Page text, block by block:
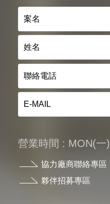
營業時間 : MON(
協力廠商聯絡專區
夥伴招募專區